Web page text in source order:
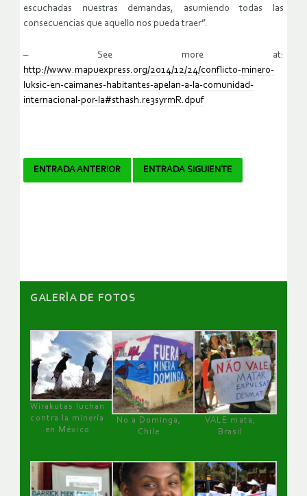
escuchadas nuestras demandas, asumiendo todas las
consecuencias que aquello nos pueda traer”.
– See more at:
http://www.mapuexpress.org/2014/12/24/conflicto-minero-
luksic-en-caimanes-habitantes-apelan-a-la-comunidad-
internacional-por-la#sthash.re3syrmR.dpuf
Navegador
ENTRADA ANTERIOR ENTRADA SIGUIENTE
GALERÌA DE FOTOS
Wirakutas luchan
contra la minería
en México
No a Dominga,
Chile
VALE mata,
Brasil